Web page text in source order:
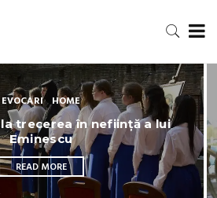
EVENIMENT,HOME
„Atingerea privirii”, o metaforă
realitate de maestrul Nicu